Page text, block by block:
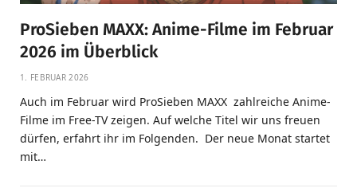
ProSieben MAXX: Anime-Filme im Februar
2026 im Überblick
1. FEBRUAR 2026
Auch im Februar wird ProSieben MAXX zahlreiche Anime-
Filme im Free-TV zeigen. Auf welche Titel wir uns freuen
dürfen, erfahrt ihr im Folgenden. Der neue Monat startet
mit…